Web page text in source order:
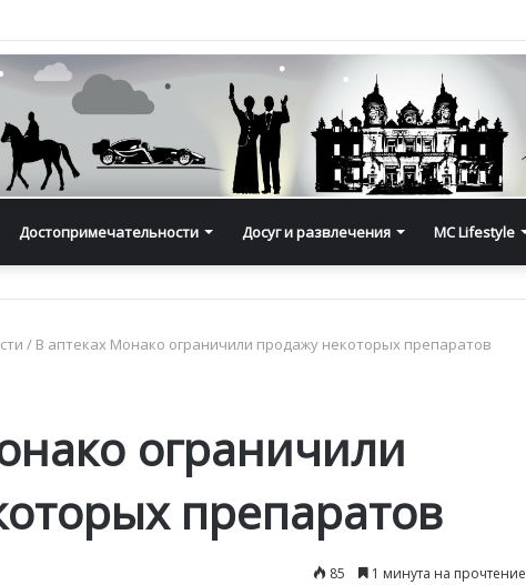
Достопримечательности Досуг и развлечения MC Lifestyle
/ В аптеках Монако ограничили продажу некоторых препаратов
ограничили
препаратов
85 1 минута на прочтение